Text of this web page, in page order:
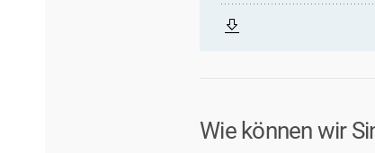
Wie können wir